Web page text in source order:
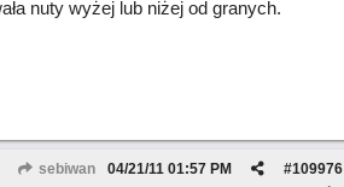
nuty wyżej lub niżej od granych.
sebiwan #109976
04/21/11 01:57 PM